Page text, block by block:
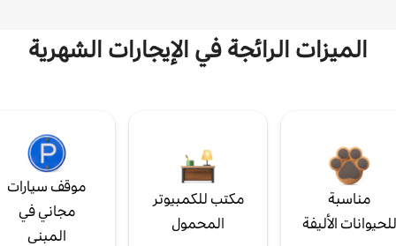
الميزات الرائجة في الإيجارات الشهرية
مناسبة
للحيوانات الأليفة
مكتب للكمبيوتر
المحمول
موقف سيارات
مجاني في
المبنى